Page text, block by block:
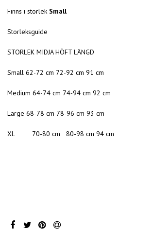
Finns i storlek Small
Storleksguide
STORLEK MIDJA HÖFT LÄNGD
Small 62-72 cm 72-92 cm 91 cm
Medium 64-74 cm 74-94 cm 92 cm
Large 68-78 cm 78-96 cm 93 cm
XL 70-80 cm 80-98 cm 94 cm